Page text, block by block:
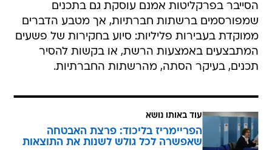
הסייבר בפרקליטות אמנם עוסקת גם בתכנים
שמפורסמים ברשתות חברתיות, אך מטבע הדברים
ממוקדת בעבירות פליליות: סיוע בחקירות של פשעים
המתבצעים באמצעות הרשת, או בקשות להסיר
תכנים, בעיקר הסתה, מהרשתות החברתיות.
עוד באותו נושא
הפריימריז בליכוד: פרצת האבטחה
שאפשרה לכל גולש לשנות את התוצאות